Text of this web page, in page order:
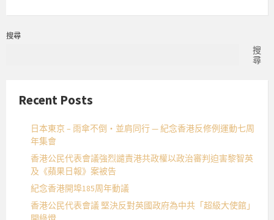
搜尋
搜
尋
Recent Posts
日本東京 – 雨傘不倒・並肩同行 — 紀念香港反修例運動七周
年集會
香港公民代表會議強烈譴責港共政權以政治審判迫害黎智英
及《蘋果日報》案被告
紀念香港開埠185周年動議
香港公民代表會議 堅決反對英國政府為中共「超級大使館」